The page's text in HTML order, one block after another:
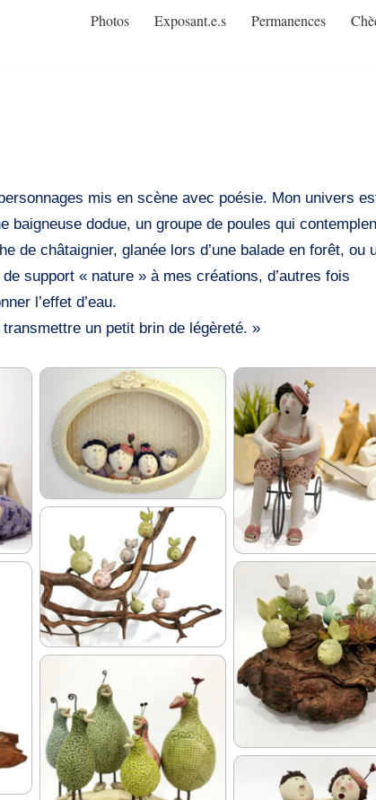
Photos Exposant.e.s Permanences
mis en scène avec poésie. Mon univers
dodue, un groupe de poules qui
de châtaignier, glanée lors d’une balade en forêt, ou
support « nature » à mes créations, d’autres fois
et fondu pour donner l’effet
un petit brin de légèreté. »